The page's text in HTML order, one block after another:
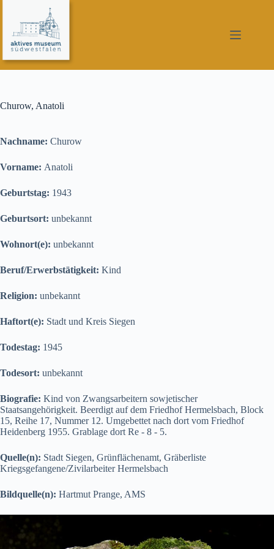
springen
Churow, Anatoli
Nachname: Churow
Vorname: Anatoli
Geburtstag: 1943
Geburtsort: unbekannt
Wohnort(e): unbekannt
Beruf/Erwerbstätigkeit: Kind
Religion: unbekannt
Haftort(e): Stadt und Kreis Siegen
Todestag: 1945
Todesort: unbekannt
Biografie: Kind von Zwangsarbeitern sowjetischer
Staatsangehörigkeit. Beerdigt auf dem Friedhof Hermelsbach, Block
15, Reihe 17, Nummer 12. Umgebettet nach dort vom Friedhof
Heidenberg 1955. Grablage dort Re - 8 - 5.
Quelle(n): Stadt Siegen, Grünflächenamt, Gräberliste
Kriegsgefangene/Zivilarbeiter Hermelsbach
Bildquelle(n): Hartmut Prange, AMS